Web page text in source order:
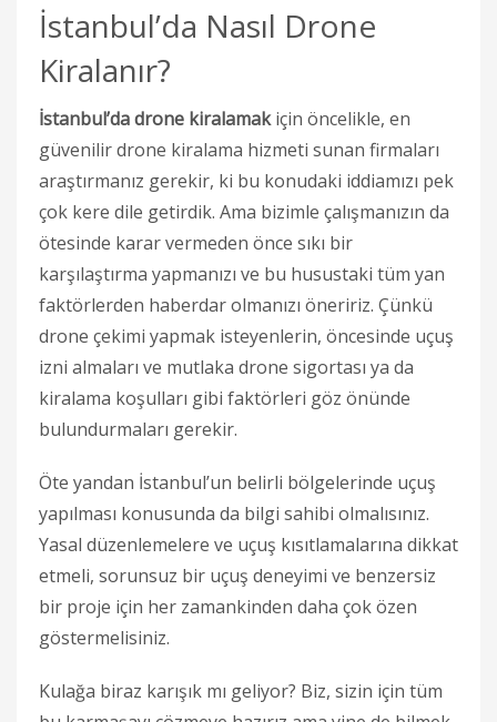
İstanbul’da Nasıl Drone
Kiralanır?
İstanbul’da drone kiralamakiçin öncelikle, en
güvenilir drone kiralama hizmeti sunan firmaları
araştırmanız gerekir, ki bu konudaki iddiamızı pek
çok kere dile getirdik. Ama bizimle çalışmanızın da
ötesinde karar vermeden önce sıkı bir
karşılaştırma yapmanızı ve bu husustaki tüm yan
faktörlerden haberdar olmanızı öneririz. Çünkü
drone çekimi yapmak isteyenlerin, öncesinde uçuş
izni almaları ve mutlaka drone sigortası ya da
kiralama koşulları gibi faktörleri göz önünde
bulundurmaları gerekir.
Öte yandan İstanbul’un belirli bölgelerinde uçuş
yapılması konusunda da bilgi sahibi olmalısınız.
Yasal düzenlemelere ve uçuş kısıtlamalarına dikkat
etmeli, sorunsuz bir uçuş deneyimi ve benzersiz
bir proje için her zamankinden daha çok özen
göstermelisiniz.
Kulağa biraz karışık mı geliyor? Biz, sizin için tüm